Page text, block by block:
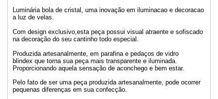
Luminária bola de cristal, uma inovação em iluminacao e decoracao
a luz de velas.
Com design exclusivo,esta peça possui visual atraente e sofiscado
na decoração do seu cantinho todo especial.
Produzida artesanalmente, em parafina e pedaços de vidro
blindex que torna sua peça mais transparente e iluminada.
Proporcionando aquela sensação de aconchego e bem estar.
Pelo fato de ser uma peça produzida artesanalmente, pode ocorrer
pequenas diferenças em sua confecção.